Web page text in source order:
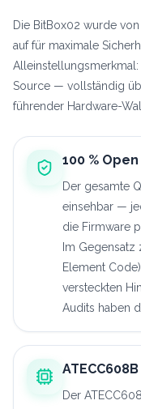
Die BitBox02 wurde
auf für maximale
Alleinstellungsmerkmal:
Source — vollständig
führender Hardware-
100 %
Der gesamte
einsehbar —
die Firmware
Im
Element
versteckten
Audits haben
Der